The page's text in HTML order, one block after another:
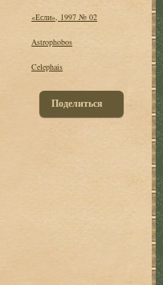
«Если», 1997 № 02
Astrophobos
Celephais
Поделиться